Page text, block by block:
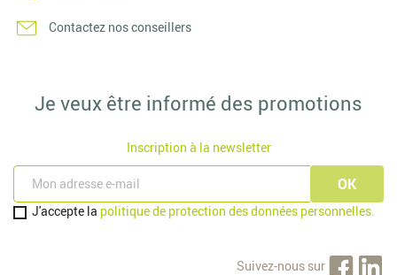
Contactez nos conseillers
Je veux être informé des promotions
Inscription à la newsletter
J'accepte la politique de protection des données personnelles.
Suivez-nous sur